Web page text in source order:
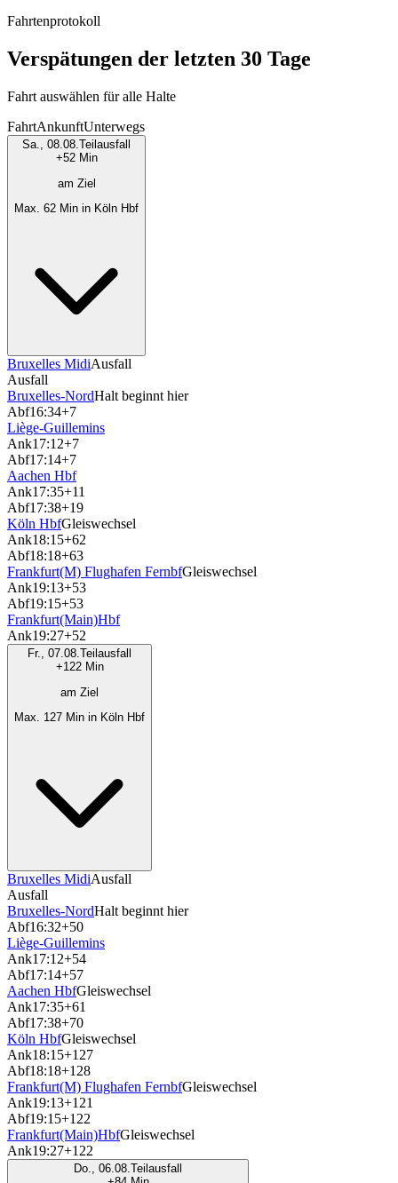
Fahrtenprotokoll
Verspätungen der letzten 30 Tage
Fahrt auswählen für alle Halte
FahrtAnkunftUnterwegs
Sa., 08.08.Teilausfall
+52 Min
am Ziel
Max. 62 Min in Köln Hbf
Bruxelles MidiAusfall
Ausfall
Bruxelles-NordHalt beginnt hier
Abf16:34+7
Liège-Guillemins
Ank17:12+7
Abf17:14+7
Aachen Hbf
Ank17:35+11
Abf17:38+19
Köln HbfGleiswechsel
Ank18:15+62
Abf18:18+63
Frankfurt(M) Flughafen FernbfGleiswechsel
Ank19:13+53
Abf19:15+53
Frankfurt(Main)Hbf
Ank19:27+52
Fr., 07.08.Teilausfall
+122 Min
am Ziel
Max. 127 Min in Köln Hbf
Bruxelles MidiAusfall
Ausfall
Bruxelles-NordHalt beginnt hier
Abf16:32+50
Liège-Guillemins
Ank17:12+54
Abf17:14+57
Aachen HbfGleiswechsel
Ank17:35+61
Abf17:38+70
Köln HbfGleiswechsel
Ank18:15+127
Abf18:18+128
Frankfurt(M) Flughafen FernbfGleiswechsel
Ank19:13+121
Abf19:15+122
Frankfurt(Main)HbfGleiswechsel
Ank19:27+122
Do., 06.08.Teilausfall